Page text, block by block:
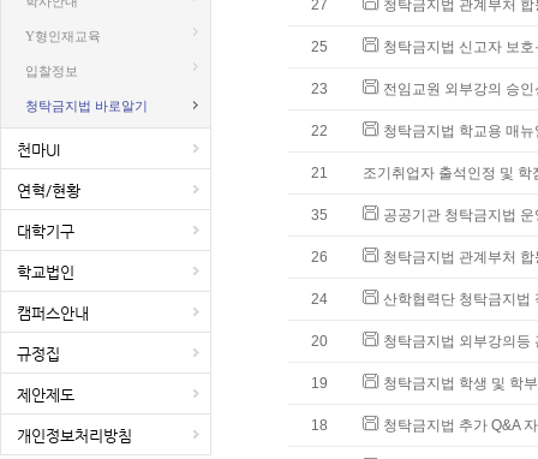
Y형인재교육
입찰정보
청탁금지법 바로알기
천마UI
연혁/현황
대학기구
학교법인
캠퍼스안내
규정집
제안제도
개인정보처리방침
27 청탁금지법 관계부처
25 청탁금지법 신고자 보
23 전임교원 외부강의 승
22 청탁금지법 학교용 매
21 조기취업자 출석인정 및
35 공공기관 청탁금지법
26 청탁금지법 관계부처
24 산학협력단 청탁금지법
20 청탁금지법 외부강의등
19 청탁금지법 학생 및 학
18 청탁금지법 추가 Q&A